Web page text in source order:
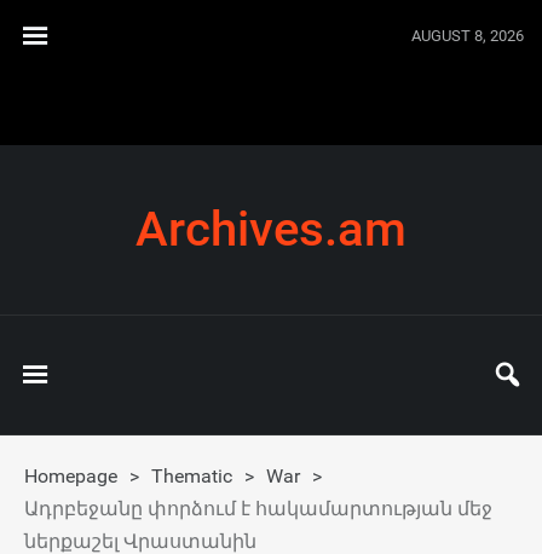
AUGUST 8, 2026
Archives.am
Homepage > Thematic > War >
Ադրբեջանը փորձում է հակամարտության մեջ
ներքաշել Վրաստանին